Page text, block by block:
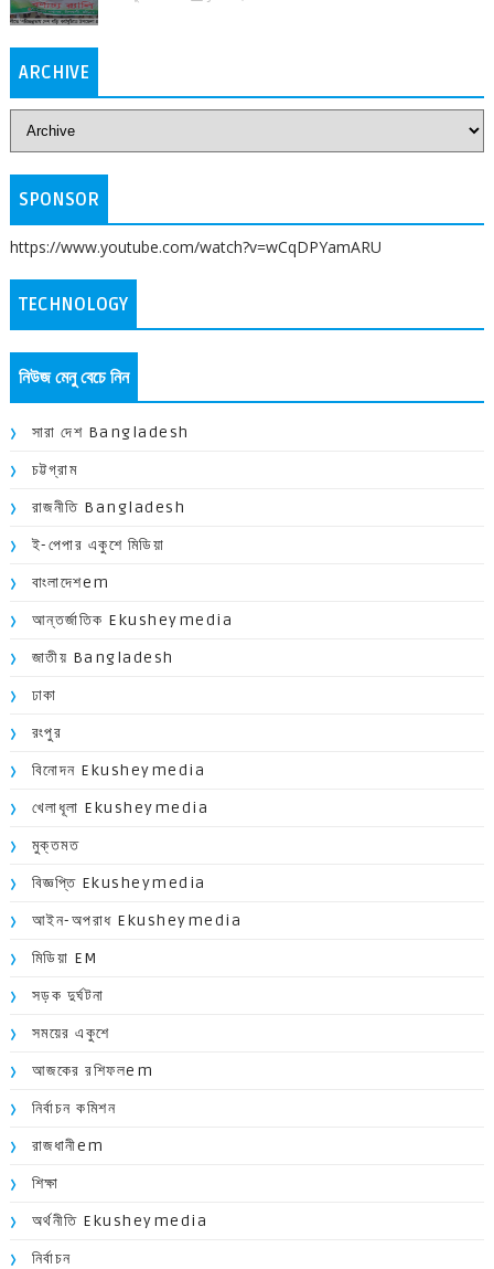
ARCHIVE
SPONSOR
https://www.youtube.com/watch?v=wCqDPYamARU
TECHNOLOGY
নিউজ মেনু বেচে নিন
সারা দেশ Bangladesh
চট্টগ্রাম
রাজনীতি Bangladesh
ই-পেপার একুশে মিডিয়া
বাংলাদেশem
আন্তর্জাতিক Ekusheymedia
জাতীয় Bangladesh
ঢাকা
রংপুর
বিনোদন Ekusheymedia
খেলাধূলা Ekusheymedia
মুক্তমত
বিজ্ঞপ্তি Ekusheymedia
আইন-অপরাধ Ekusheymedia
মিডিয়া EM
সড়ক দুর্ঘটনা
সময়ের একুশে
আজকের রশিফলem
নির্বাচন কমিশন
রাজধানীem
শিক্ষা
অর্থনীতি Ekusheymedia
নির্বাচন